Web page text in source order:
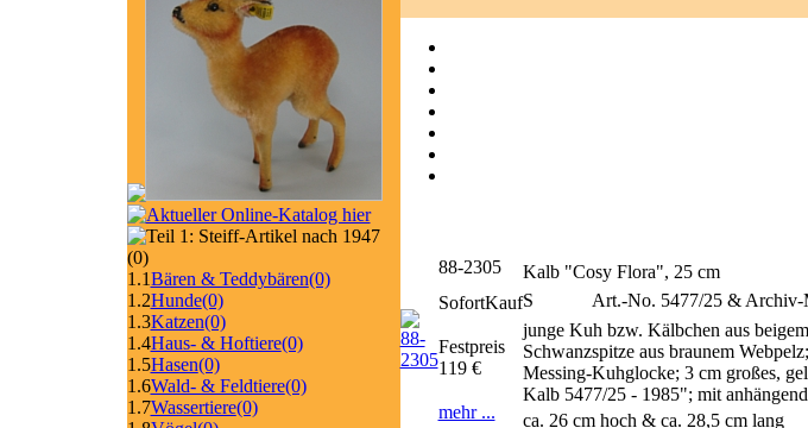
(0)
1.1Bären & Teddybären(0)
1.2Hunde(0)
1.3Katzen(0)
1.4Haus- & Hoftiere(0)
1.5Hasen(0)
1.6Wald- & Feldtiere(0)
1.7Wassertiere(0)
88-2305 Kalb "Cosy Flora", 25 cm
S
Art.-No. 5477/25 & Archiv-
junge Kuh bzw. Kälbchen aus
Schwanzspitze aus braunem
Messing-Kuhglocke; 3 cm großes,
Kalb 5477/25 - 1985"; mit
ca. 26 cm hoch & ca. 28,5 cm lang
SofortKauf
Festpreis
119 €
mehr ...